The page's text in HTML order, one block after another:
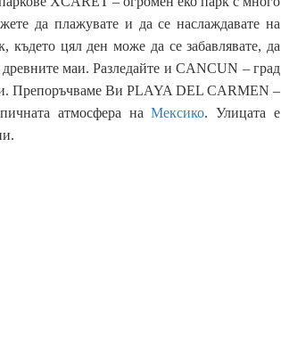
да плажувате и да се наслаждавате на
цял ден може да се забавлявате, да
маи. Разледайте и CANCUN – град
Препоръчваме Ви PLAYA DEL CARMEN –
атмосфера наМексико. Улицата е